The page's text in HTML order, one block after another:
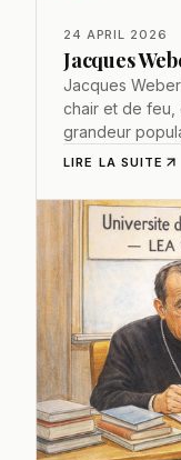
24 APRIL 2026
Jacques
Jacques
chair et de
grandeur
LIRE LA SUITE